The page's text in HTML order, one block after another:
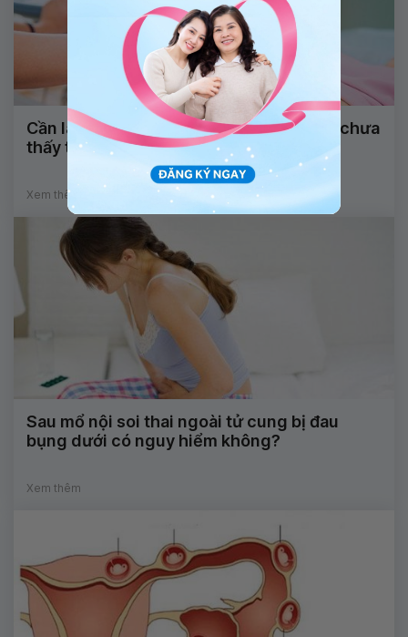
Cần làm gì khi đã có thai nhưng siêu âm chưa
thấy túi thai?
Xem thêm
Sau mổ nội soi thai ngoài tử cung bị đau
bụng dưới có nguy hiểm không?
Xem thêm